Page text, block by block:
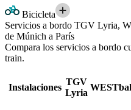
Bicicleta
Servicios a bordo TGV Lyria,
de Múnich a París
Compara los servicios a bordo
train.
Instalaciones
TGV
Lyria